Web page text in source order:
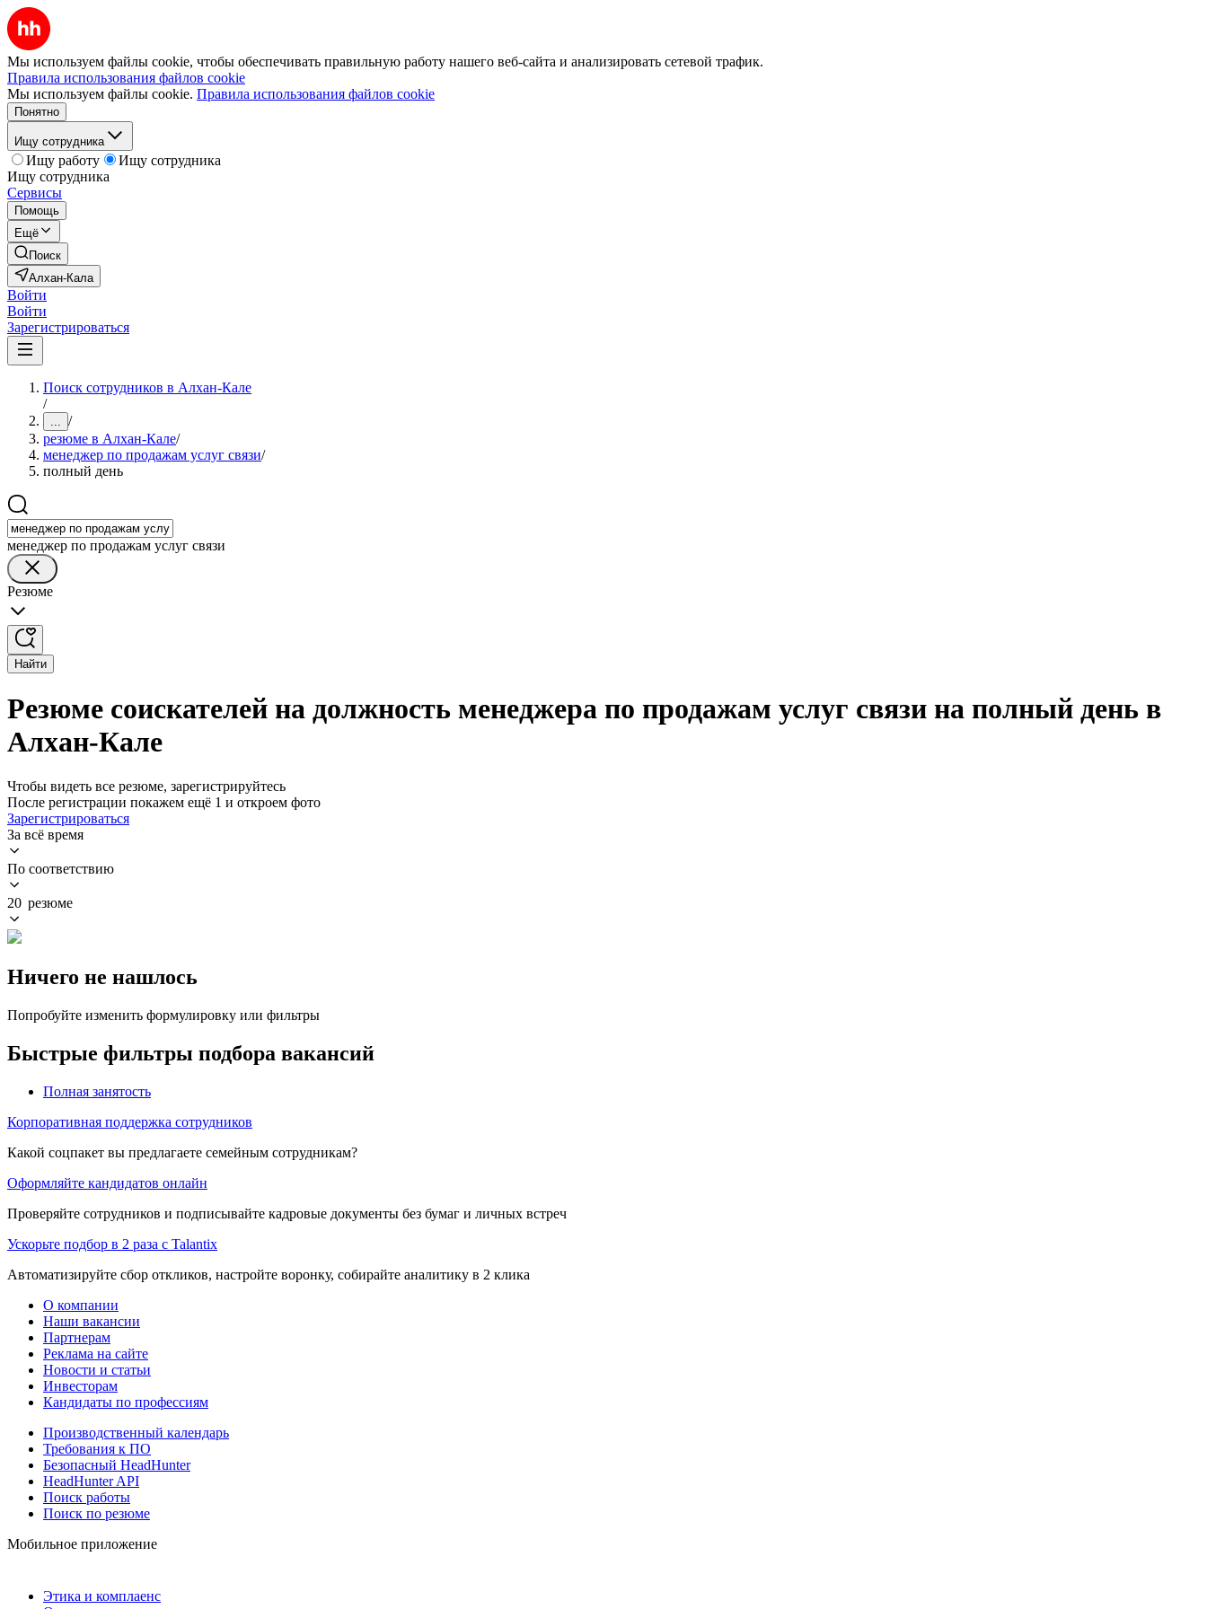
Мы используем файлы cookie, чтобы обеспечивать правильную работу нашего веб-сайта и анализировать сетевой трафик.
Правила использования файлов cookie
Мы используем файлы cookie. Правила использования файлов cookie
Понятно
Ищу сотрудника
Ищу работу
Ищу сотрудника
Ищу сотрудника
Сервисы
Помощь
Ещё
Поиск
Алхан-Кала
Войти
Войти
Зарегистрироваться
Поиск сотрудников в Алхан-Кале
/
... /
резюме в Алхан-Кале/
менеджер по продажам услуг связи/
полный день
менеджер по продажам услуг связи
Резюме
Найти
Резюме соискателей на должность менеджера по продажам услуг связи на полный день в
Алхан-Кале
Чтобы видеть все резюме, зарегистрируйтесь
После регистрации покажем ещё 1 и откроем фото
Зарегистрироваться
За всё время
По соответствию
20 резюме
Ничего не нашлось
Попробуйте изменить формулировку или фильтры
Быстрые фильтры подбора вакансий
Полная занятость
Корпоративная поддержка сотрудников
Какой соцпакет вы предлагаете семейным сотрудникам?
Оформляйте кандидатов онлайн
Проверяйте сотрудников и подписывайте кадровые документы без бумаг и личных встреч
Ускорьте подбор в 2 раза с Talantix
Автоматизируйте сбор откликов, настройте воронку, собирайте аналитику в 2 клика
О компании
Наши вакансии
Партнерам
Реклама на сайте
Новости и статьи
Инвесторам
Кандидаты по профессиям
Производственный календарь
Требования к ПО
Безопасный HeadHunter
HeadHunter API
Поиск работы
Поиск по резюме
Мобильное приложение
Этика и комплаенс